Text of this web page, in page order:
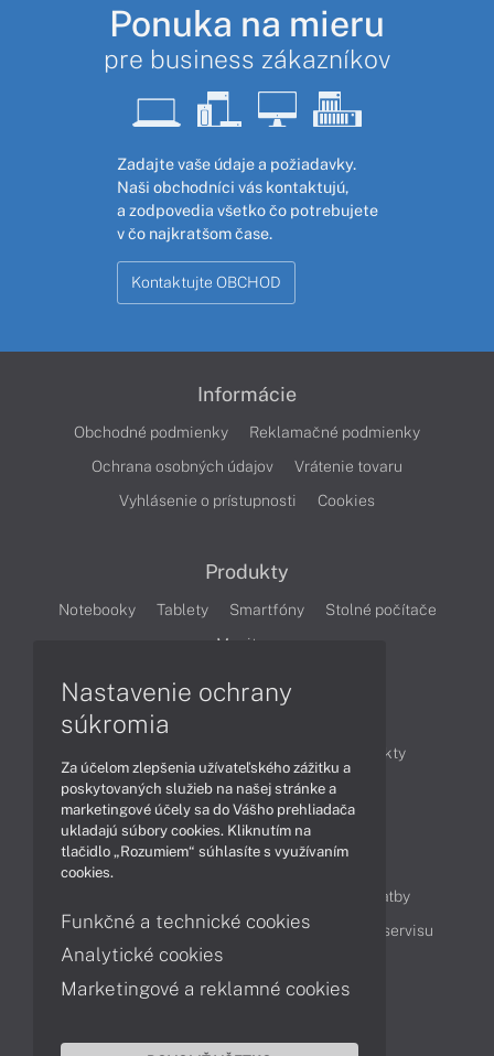
Ponuka na mieru
pre business zákazníkov
Zadajte vaše údaje a požiadavky.
Naši obchodníci vás kontaktujú,
a zodpovedia všetko čo potrebujete
v čo najkratšom čase.
Kontaktujte OBCHOD
Informácie
Obchodné podmienky
Reklamačné podmienky
Ochrana osobných údajov
Vrátenie tovaru
Vyhlásenie o prístupnosti
Cookies
Produkty
Notebooky Tablety Smartfóny
Stolné počítače
Monitory
Produkty
Technológie
Videá
Obsah
Možnosti doručenia a platby
Podpora a servis
Servisné služby Cenník servisu
Kontakty
043 4224 771 Obchodné oddelenie
Nastavenie ochrany
súkromia
Za účelom zlepšenia užívateľského zážitku a
poskytovaných služieb na našej stránke a
marketingové účely sa do Vášho prehliadača
ukladajú súbory cookies. Kliknutím na
tlačidlo „Rozumiem“ súhlasíte s využívaním
cookies.
Funkčné a technické cookies
Analytické cookies
Marketingové a reklamné cookies